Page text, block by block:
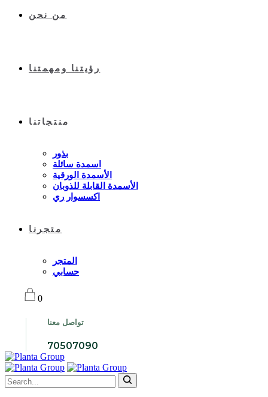
من نحن
رؤيتنا ومهمتنا
منتجاتنا
بذور
اسمدة سائلة
الأسمدة الورقية
الأسمدة القابلة للذوبان
اكسسوار ري
متجرنا
المتجر
حسابي
0
تواصل معنا
70507090